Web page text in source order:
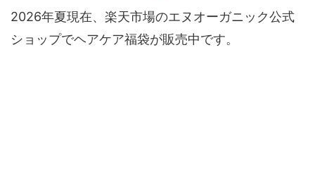
2026年夏現在、楽天市場のエヌオーガニック公式
ショップでヘアケア福袋が販売中です。